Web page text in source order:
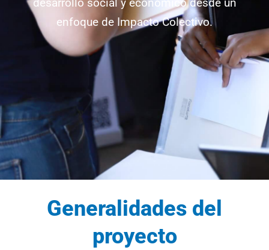
enfoque de Impacto Colectivo.
Generalidades del
proyecto